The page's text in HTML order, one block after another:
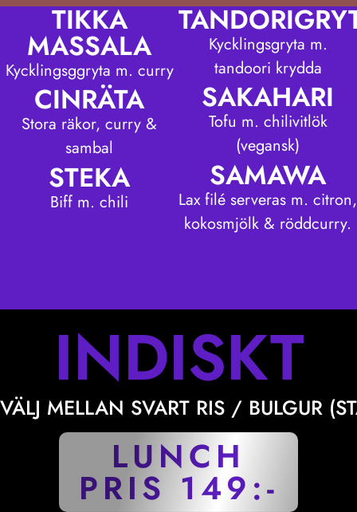
TIKKA
MASSALA
Kycklingsggryta m. curry
CINRÄTA
Stora räkor, curry &
sambal
STEKA
Biff m. chili
Kycklingsgryta m.
tandoori krydda
SAKAHARI
Tofu m. chilivitlök
(vegansk)
SAMAWA
Lax filé serveras m. citron,
kokosmjölk & röddcurry.
INDISKT
VÄLJ MELLAN SVART RIS / BULGUR
LUNCH
PRIS 149:-